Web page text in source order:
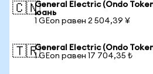
🇨🇳General Electric (Ondo
юань
1 GEon равен 2 504,39 ¥
🇹🇷General Electric (Ondo
1 GEon равен 17 704,35 ₺